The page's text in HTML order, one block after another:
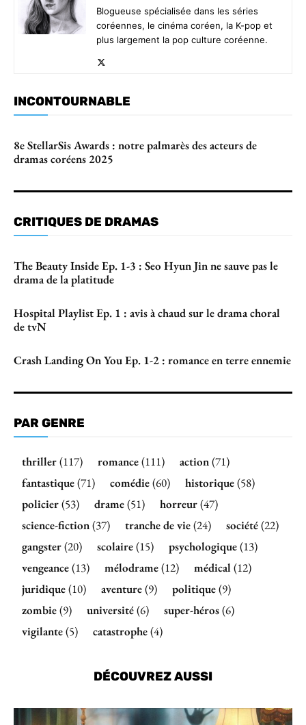
Blogueuse spécialisée dans les séries
coréennes, le cinéma coréen, la K-pop et
plus largement la pop culture coréenne.
INCONTOURNABLE
8e StellarSis Awards : notre palmarès des acteurs de
dramas coréens 2025
CRITIQUES DE DRAMAS
The Beauty Inside Ep. 1-3 : Seo Hyun Jin ne sauve pas le
drama de la platitude
Hospital Playlist Ep. 1 : avis à chaud sur le drama choral
de tvN
Crash Landing On You Ep. 1-2 : romance en terre ennemie
PAR GENRE
thriller(117) romance(111) action(71)
fantastique(71) comédie(60) historique(58)
policier(53) drame(51) horreur(47)
science-fiction(37) tranche de vie(24) société(22)
gangster(20) scolaire(15) psychologique(13)
vengeance(13) mélodrame(12) médical(12)
juridique(10) aventure(9) politique(9)
zombie(9) université(6) super-héros(6)
vigilante(5) catastrophe(4)
DÉCOUVREZ AUSSI